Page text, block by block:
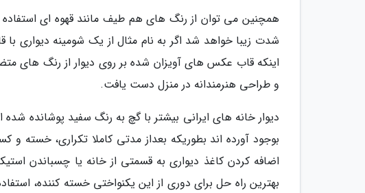
همچنین می توان از رنگ های هم طیف مانند قهوه ای استفاده
شدت زیبا خواهد شد اگر به نام مثال از یک شومینه دیواری با
اینکه قاب عکس های آویزان شده بر روی دیوار از رنگ های
و طراحی هنرمندانه در منزل دست یافت.
دیوار خانه های ایرانی بیشتر با گچ به رنگ سفید پوشانده
بوجود آورده اند بطوریکه بعداز مدتی کاملا تکراری، خسته
اضافه کردن کاغذ دیواری به قسمتی از خانه یا چسباندن
بهترین راه حل برای دوری از این یکنواختی خسته کننده،